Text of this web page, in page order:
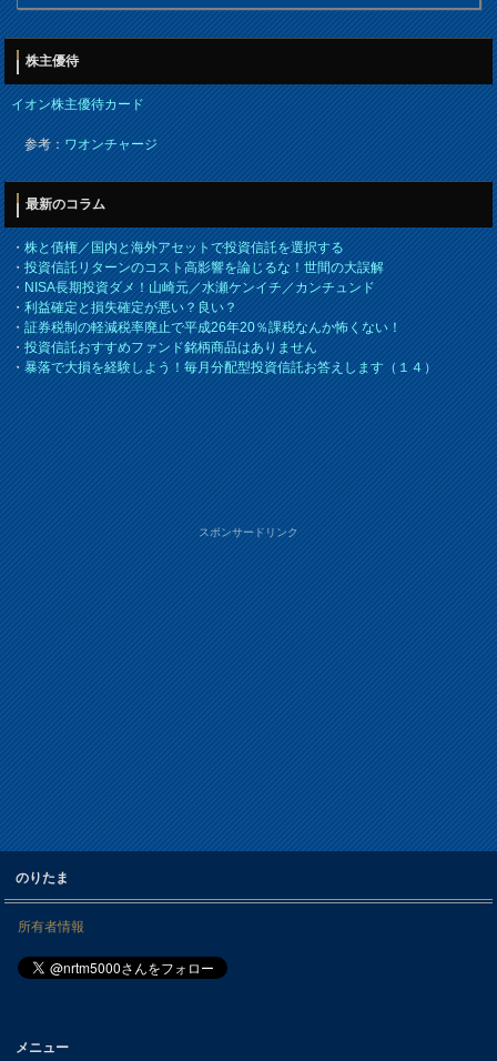
株主優待
イオン株主優待カード
参考：ワオンチャージ
最新のコラム
・株と債権／国内と海外アセットで投資信託を選択する
・投資信託リターンのコスト高影響を論じるな！世間の大誤解
・NISA長期投資ダメ！山崎元／水瀬ケンイチ／カンチュンド
・利益確定と損失確定が悪い？良い？
・証券税制の軽減税率廃止で平成26年20％課税なんか怖くない！
・投資信託おすすめファンド銘柄商品はありません
・暴落で大損を経験しよう！毎月分配型投資信託お答えします（１４）
スポンサードリンク
のりたま
所有者情報
メニュー